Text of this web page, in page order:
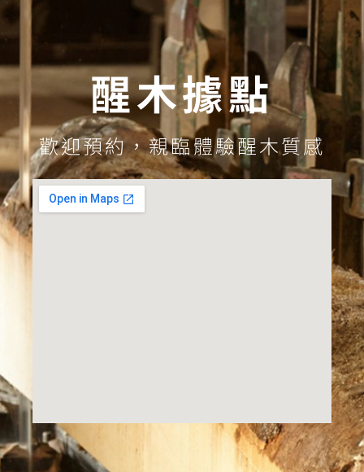
醒木據點
歡迎預約，親臨體驗醒木質感